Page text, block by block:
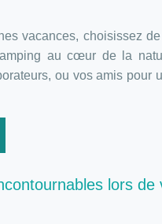
vacances, choisissez
au cœur de la
ou vos amis pour
lors